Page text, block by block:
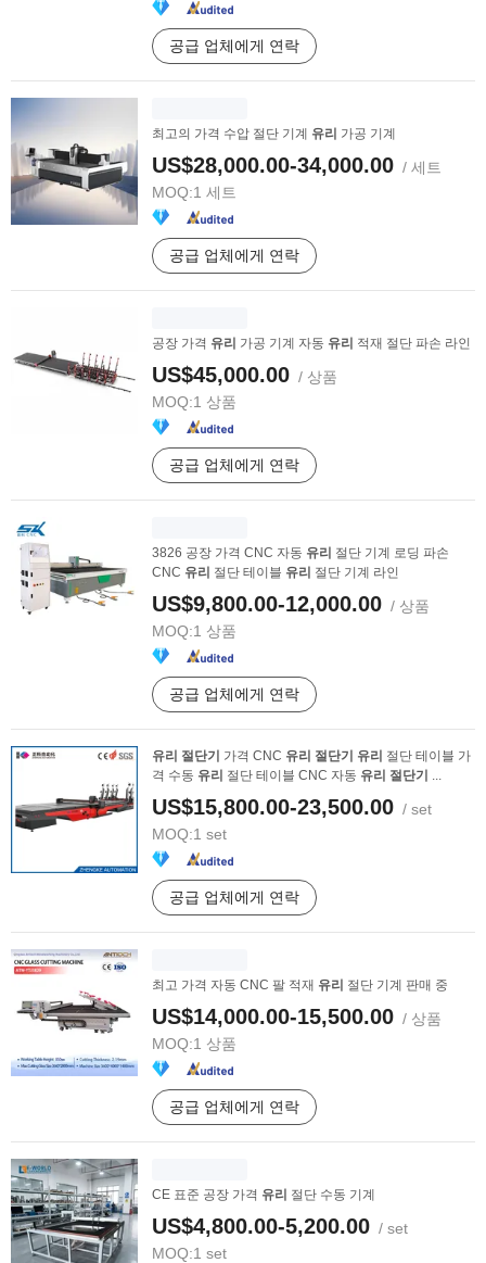
공급 업체에게 연락
최고의 가격 수압 절단 기계 유리 가공 기계
US$28,000.00-34,000.00 / 세트
MOQ:1 세트
공급 업체에게 연락
공장 가격 유리 가공 기계 자동 유리 적재 절단 파손 라인
US$45,000.00 / 상품
MOQ:1 상품
공급 업체에게 연락
3826 공장 가격 CNC 자동 유리 절단 기계 로딩 파손
CNC 유리 절단 테이블 유리 절단 기계 라인
US$9,800.00-12,000.00 / 상품
MOQ:1 상품
공급 업체에게 연락
유리 절단기 가격 CNC 유리 절단기 유리 절단 테이블 가
격 수동 유리 절단 테이블 CNC 자동 유리 절단기 ...
US$15,800.00-23,500.00 / set
MOQ:1 set
공급 업체에게 연락
최고 가격 자동 CNC 팔 적재 유리 절단 기계 판매 중
US$14,000.00-15,500.00 / 상품
MOQ:1 상품
공급 업체에게 연락
CE 표준 공장 가격 유리 절단 수동 기계
US$4,800.00-5,200.00 / set
MOQ:1 set